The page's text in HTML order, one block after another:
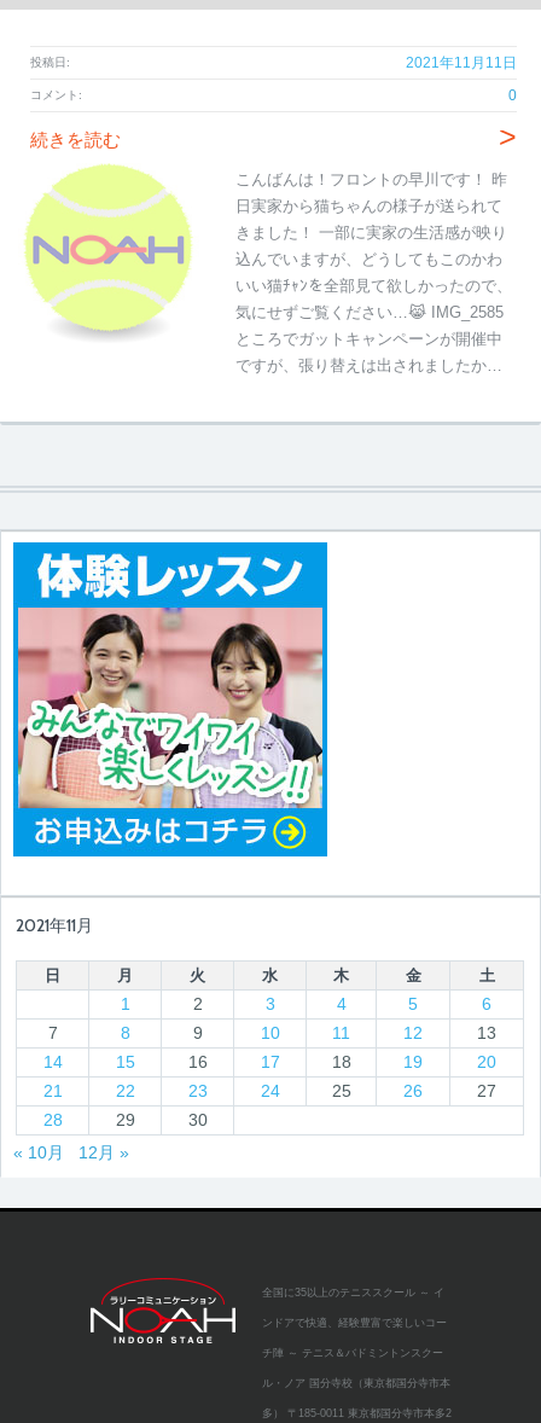
投稿日: 2021年11月11日
コメント: 0
続きを読む >
こんばんは！フロントの早川です！ 昨
日実家から猫ちゃんの様子が送られて
きました！ 一部に実家の生活感が映り
込んでいますが、どうしてもこのかわ
いい猫ﾁｬﾝを全部見て欲しかったので、
気にせずご覧ください…😹 IMG_2585
ところでガットキャンペーンが開催中
ですが、張り替えは出されましたか…
2021年11月
日 月 火 水 木 金 土
1 2 3 4 5
6
7
8 9 10 11 12
13
14
15 16 17 18 19
20
21
22 23 24 25 26
27
28
29
30
« 10月
12月 »
全国に35以上のテニススクール ～ イ
ンドアで快適、経験豊富で楽しいコー
チ陣 ～ テニス＆バドミントンスクー
ル・ノア 国分寺校（東京都国分寺市本
多） 〒185-0011 東京都国分寺市本多2